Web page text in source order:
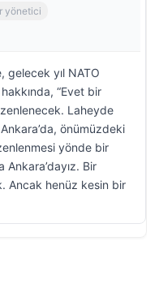
yönetici
gelecek yıl NATO
“Evet bir
Laheyde
önümüzdeki
yönde bir
Ankara’dayız. Bir
Ancak henüz kesin bir